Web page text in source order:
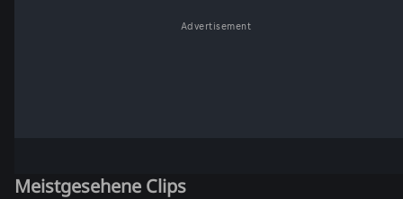
Advertisement
Meistgesehene Clips